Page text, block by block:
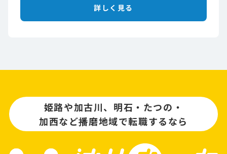
詳しく見る
姫路や加古川、明石・たつの・
加西など播磨地域で転職するなら